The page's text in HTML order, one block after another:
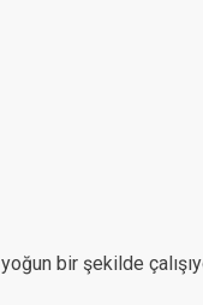
bir şekilde